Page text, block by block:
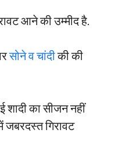
आने की उम्मीद है.
सोने व चांदीकी की
शादी का सीजन नहीं
जबरदस्त गिरावट